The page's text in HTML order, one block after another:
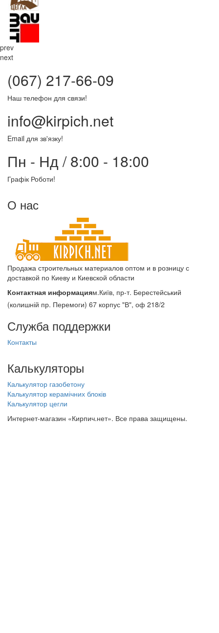
prev
next
(067) 217-66-09
Наш телефон для связи!
info@kirpich.net
Email для зв'язку!
Пн - Нд / 8:00 - 18:00
Графік Роботи!
О нас
Продажа строительных материалов оптом и в розницу с
доставкой по Киеву и Киевской области
Контактная информациям.Київ, пр-т. Берестейський
(колишній пр. Перемоги) 67 корпус "В", оф 218/2
Служба поддержки
Контакты
Калькуляторы
Калькулятор газобетону
Калькулятор керамічних блоків
Калькулятор цегли
Интернет-магазин «Кирпич.нет». Все права защищены.